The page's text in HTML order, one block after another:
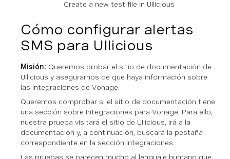
Create a new test file in UIlicious
Cómo configurar alertas
SMS para UIlicious
Misión: Queremos probar el sitio de documentación de
UIlicious y asegurarnos de que haya información sobre
las integraciones de Vonage.
Queremos comprobar si el sitio de documentación tiene
una sección sobre Integraciones para Vonage. Para ello,
nuestra prueba visitará el sitio de UIlicious, irá a la
documentación y, a continuación, buscará la pestaña
correspondiente en la sección Integraciones.
Las pruebas se parecen mucho al lenguaje humano que